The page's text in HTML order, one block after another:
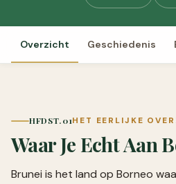
Overzicht Geschiedenis
HFDST. 01HET EERLIJKE
Waar Je Echt Aan
Brunei is het land op Borneo